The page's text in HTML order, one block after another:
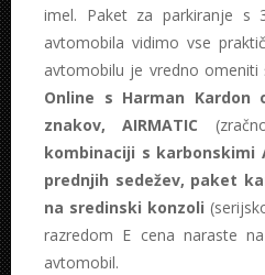
imel. Paket za parkiranje s
avtomobila vidimo vse
avtomobilu je vredno omeniti
Online s Harman Kardon
znakov, AIRMATIC
kombinaciji s karbonskimi
prednjih sedežev, paket
na sredinski konzoli
razredom E cena naraste
avtomobil.